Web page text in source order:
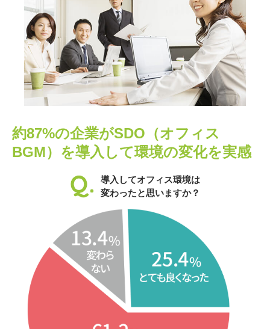
約87%の企業がSDO（オフィス
BGM）を導入して環境の変化を実感
導入してオフィス環境は
変わったと思いますか？